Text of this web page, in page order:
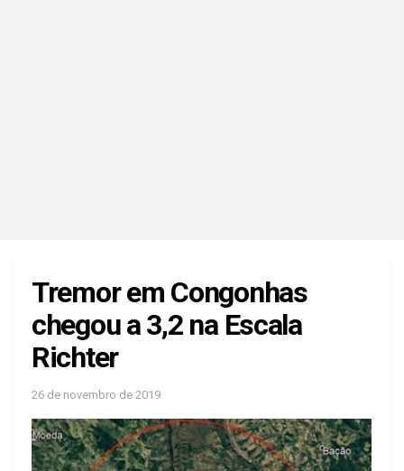
Tremor em Congonhas
chegou a 3,2 na Escala
Richter
26 de novembro de 2019